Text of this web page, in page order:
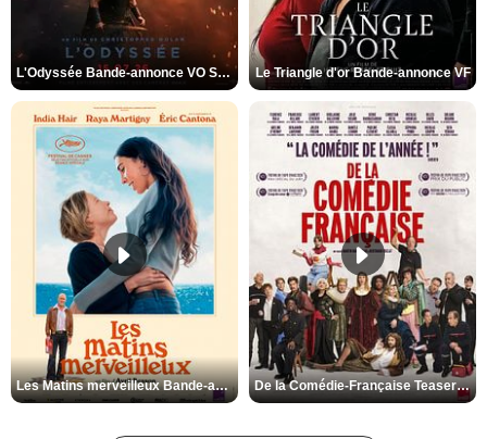
L'Odyssée Bande-annonce VO STFR Le Triangle d'or Bande-annonce VF
Les Matins merveilleux Bande-annonce VF De la Comédie-Française Teaser VF